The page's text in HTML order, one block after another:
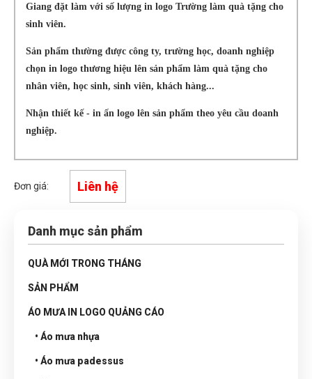
Giang đặt làm với số lượng in logo Trường làm quà tặng cho
sinh viên.
Sản phẩm thường được công ty, trường học, doanh nghiệp
chọn in logo thương hiệu lên sản phẩm làm quà tặng cho
nhân viên, học sinh, sinh viên, khách hàng...
Nhận thiết kế - in ấn logo lên sản phẩm theo yêu cầu doanh
nghiệp.
Đơn giá: Liên hệ
Danh mục sản phẩm
QUÀ MỚI TRONG THÁNG
SẢN PHẨM
ÁO MƯA IN LOGO QUẢNG CÁO
• Áo mưa nhựa
• Áo mưa padessus